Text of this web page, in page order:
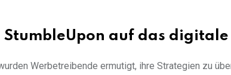
StumbleUpon auf das
Werbetreibende ermutigt, ihre Strategien zu